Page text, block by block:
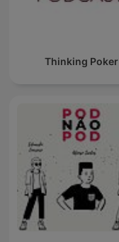
Thinking Poker